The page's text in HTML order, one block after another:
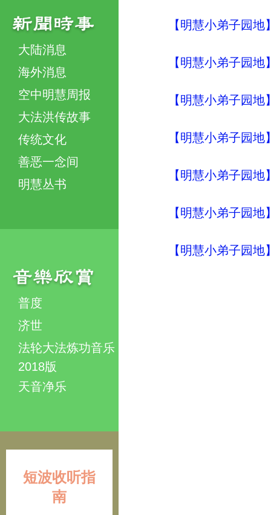
大陆消息
海外消息
空中明慧周报
大法洪传故事
传统文化
善恶一念间
明慧丛书
普度
济世
法轮大法炼功音乐
2018版
天音净乐
短波收听指
南
【明慧小弟子园
【明慧小弟子园
【明慧小弟子园
【明慧小弟子园
【明慧小弟子园
【明慧小弟子园
【明慧小弟子园